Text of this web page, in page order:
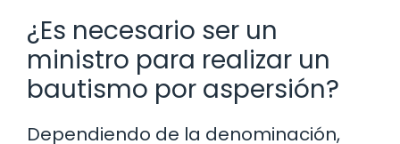
¿Es necesario ser un
ministro para realizar un
bautismo por aspersión?
Dependiendo de la denominación,